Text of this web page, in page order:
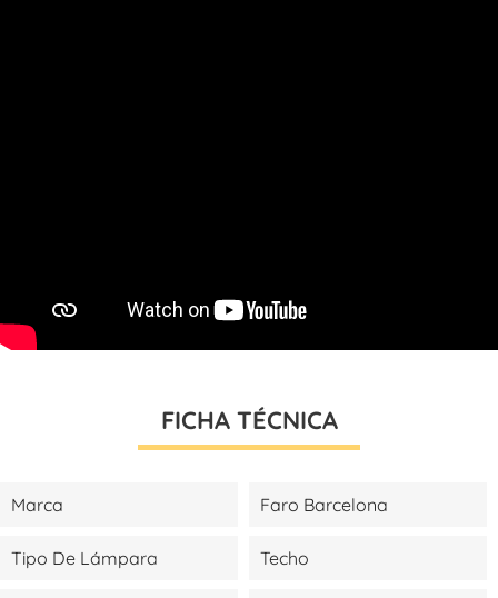
FICHA TÉCNICA
Marca Faro Barcelona
Tipo De Lámpara Techo